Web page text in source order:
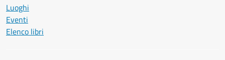
Luoghi
Eventi
Elenco libri